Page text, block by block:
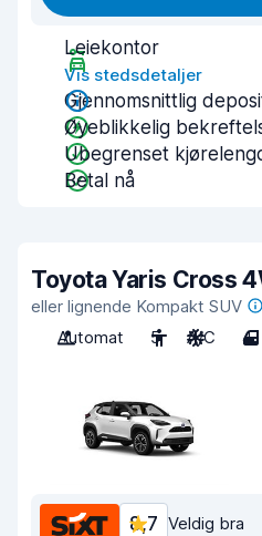
Leiekontor
Vis stedsdetaljer
Gjennomsnittlig
Øyeblikkelig
Ubegrenset
Betal nå
Toyota Yaris Cross
eller lignende Kompakt SUV
Automat
5 A/C 4
8,7 Veldig bra